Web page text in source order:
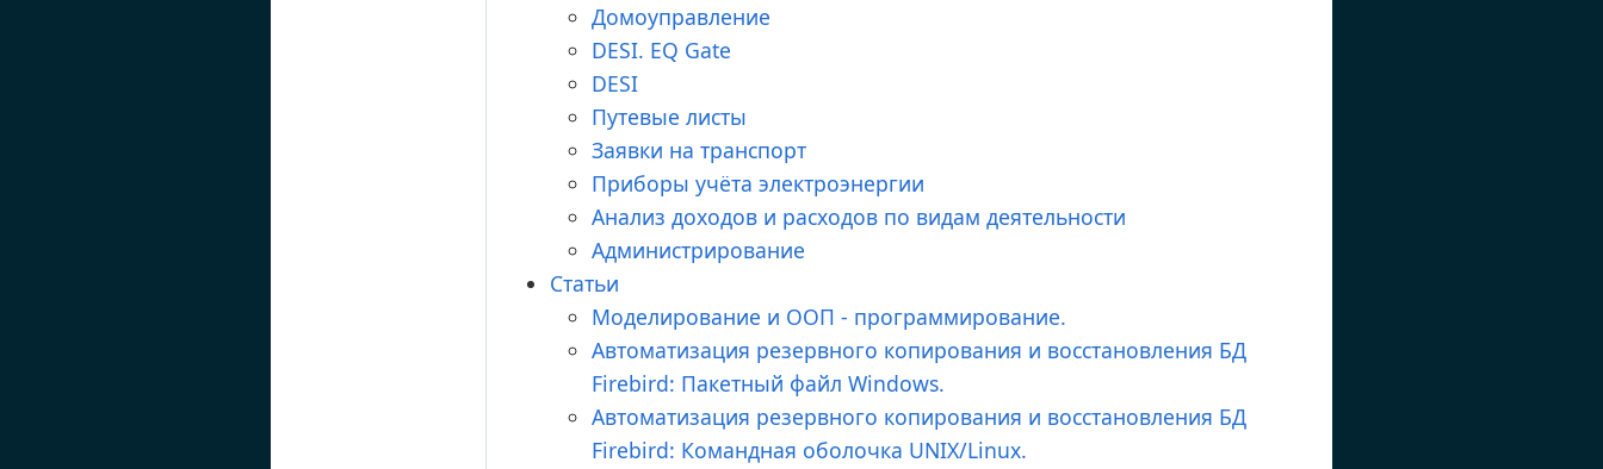
Домоуправление
DESI. EQ Gate
DESI
Путевые листы
Заявки на транспорт
Приборы учёта электроэнергии
Анализ доходов и расходов по видам деятельности
Администрирование
Статьи
Моделирование и ООП - программирование.
Автоматизация резервного копирования и восстановления БД
Firebird: Пакетный файл Windows.
Автоматизация резервного копирования и восстановления БД
Firebird: Командная оболочка UNIX/Linux.